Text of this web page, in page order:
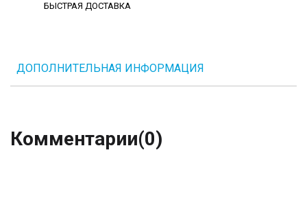
БЫСТРАЯ ДОСТАВКА
ДОПОЛНИТЕЛЬНАЯ ИНФОРМАЦИЯ
Комментарии(0)